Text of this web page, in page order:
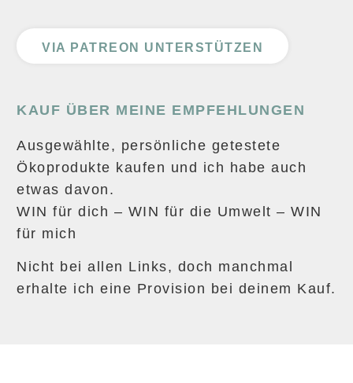
VIA PATREON UNTERSTÜTZEN
KAUF ÜBER MEINE EMPFEHLUNGEN
Ausgewählte, persönliche getestete
Ökoprodukte kaufen und ich habe auch
etwas davon.
WIN für dich – WIN für die Umwelt – WIN
für mich
Nicht bei allen Links, doch manchmal
erhalte ich eine Provision bei deinem Kauf.